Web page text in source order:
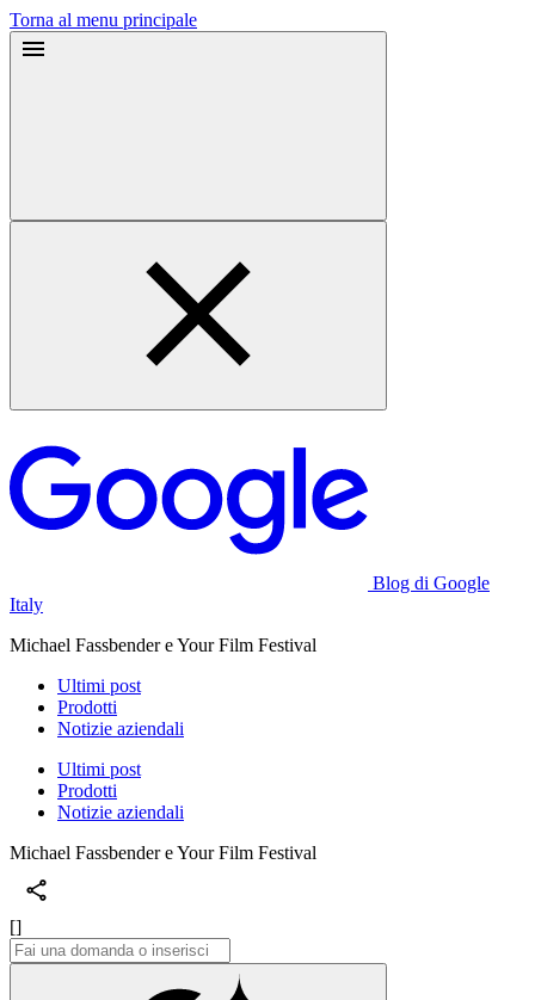
Torna al menu principale
Blog di Google
Italy
Michael Fassbender e Your Film Festival
Ultimi post
Prodotti
Notizie aziendali
Ultimi post
Prodotti
Notizie aziendali
Michael Fassbender e Your Film Festival
[]